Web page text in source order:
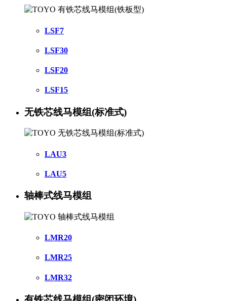
LSF7
LSF30
LSF20
LSF15
无铁芯线马模组(标准式)
LAU3
LAU5
轴棒式线马模组
LMR20
LMR25
LMR32